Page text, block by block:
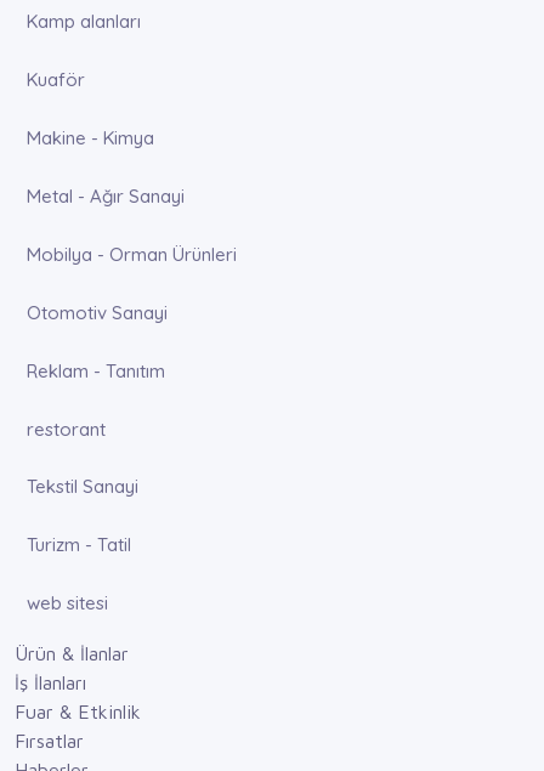
Kamp alanları
Kuaför
Makine - Kimya
Metal - Ağır Sanayi
Mobilya - Orman Ürünleri
Otomotiv Sanayi
Reklam - Tanıtım
restorant
Tekstil Sanayi
Turizm - Tatil
web sitesi
Ürün & İlanlar
İş İlanları
Fuar & Etkinlik
Fırsatlar